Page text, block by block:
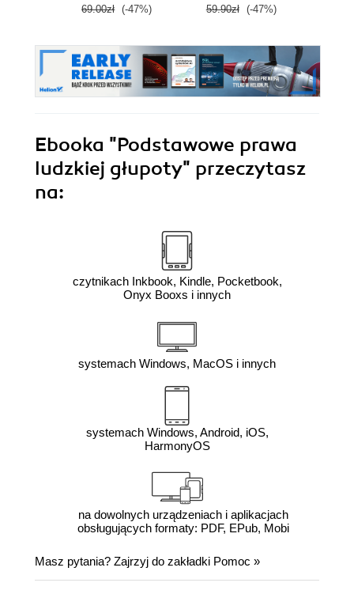
69.00zł (-47%) 59.90zł (-47%)
Ebooka "Podstawowe prawa
ludzkiej głupoty" przeczytasz
na:
czytnikach Inkbook, Kindle, Pocketbook,
Onyx Booxs i innych
systemach Windows, MacOS i innych
systemach Windows, Android, iOS,
HarmonyOS
na dowolnych urządzeniach i aplikacjach
obsługujących formaty: PDF, EPub, Mobi
Masz pytania? Zajrzyj do zakładki Pomoc »